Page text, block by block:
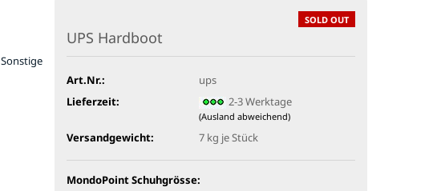
Sonstige
SOLD OUT
UPS Hardboot
Art.Nr.:
ups
Lieferzeit:
2-3 Werktage
(Ausland abweichend)
Versandgewicht: 7 kg je Stück
MondoPoint Schuhgrösse: